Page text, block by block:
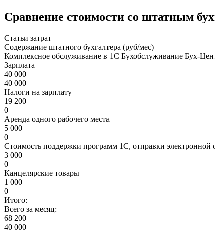
Сравнение стоимости со штатным
Статьи затрат
Содержание штатного бухгалтера (руб/мес)
Комплексное обслуживание в 1С Бухобслуживание Бух-
Зарплата
40 000
40 000
Налоги на зарплату
19 200
0
Аренда одного рабочего места
5 000
0
Стоимость поддержки программ 1С, отправки электронной
3 000
0
Канцелярские товары
1 000
0
Итого:
Всего за месяц:
68 200
40 000